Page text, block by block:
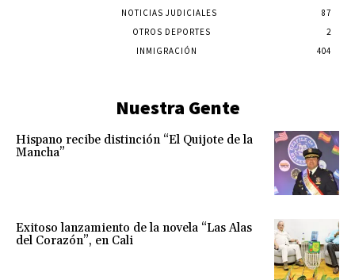
NOTICIAS JUDICIALES
87
OTROS DEPORTES
2
INMIGRACIÓN
404
Nuestra Gente
Hispano recibe distinción “El Quijote de la
Mancha”
Exitoso lanzamiento de la novela “Las Alas
del Corazón”, en Cali